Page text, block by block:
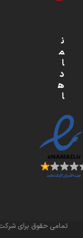
ن
م
ا
د
ه
ا
تمامی حقوق برای